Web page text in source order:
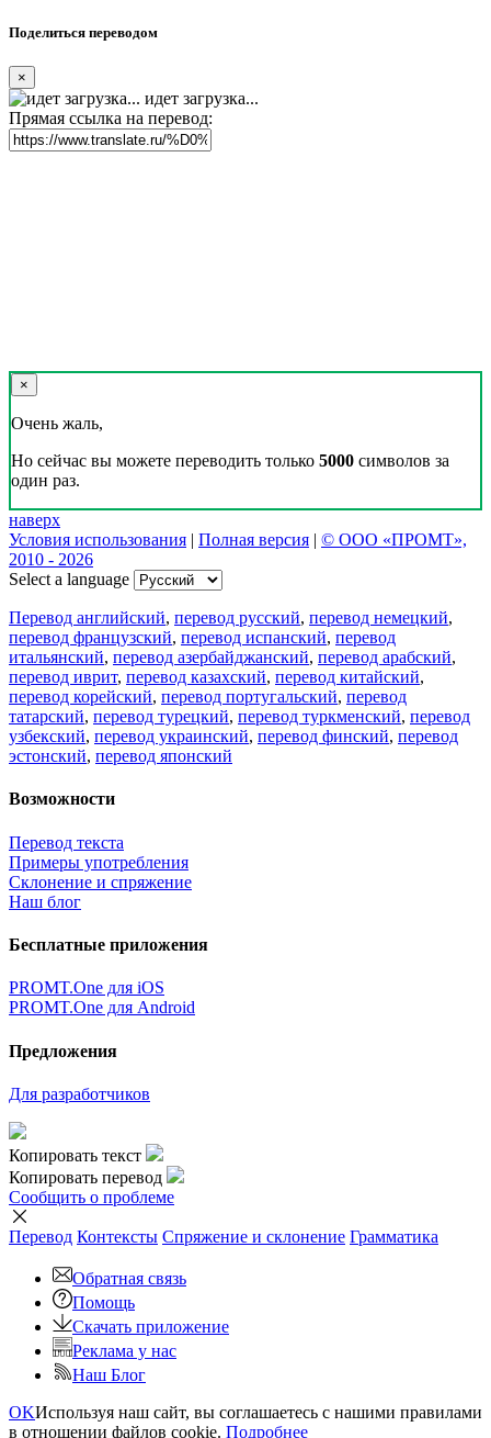
Поделиться переводом
×
идет загрузка...
Прямая ссылка на перевод:
×
Очень жаль,
Но сейчас вы можете переводить только 5000 символов за
один раз.
наверх
Условия использования | Полная версия | © ООО «ПРОМТ»,
2010 - 2026
Select a language
Перевод английский, перевод русский, перевод немецкий,
перевод французский, перевод испанский, перевод
итальянский, перевод азербайджанский, перевод арабский,
перевод иврит, перевод казахский, перевод китайский,
перевод корейский, перевод португальский, перевод
татарский, перевод турецкий, перевод туркменский, перевод
узбекский, перевод украинский, перевод финский, перевод
эстонский, перевод японский
Возможности
Перевод текста
Примеры употребления
Склонение и спряжение
Наш блог
Бесплатные приложения
PROMT.One для iOS
PROMT.One для Android
Предложения
Для разработчиков
Копировать текст
Копировать перевод
Сообщить о проблеме
Перевод Контексты Спряжение и склонение Грамматика
Обратная связь
Помощь
Скачать приложение
Реклама у нас
Наш Блог
OKИспользуя наш сайт, вы соглашаетесь с нашими правилами
в отношении файлов cookie. Подробнее